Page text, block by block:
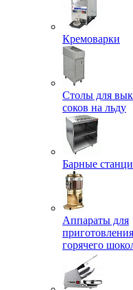
Кремоварки
Столы для
соков на льду
Барные
Аппараты для
приготовления
горячего